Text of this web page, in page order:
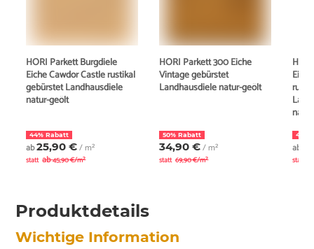
HORI Parkett Burgdiele
Eiche Cawdor Castle rustikal
gebürstet Landhausdiele
natur-geölt
44% Rabatt
ab25,90 €/ m²
statt ab45,90 €/m²
HORI Parkett 300 Eiche
Vintage gebürstet
Landhausdiele natur-geölt
50% Rabatt
34,90 €/ m²
statt 69,90 €/m²
44%
ab
statt
Produktdetails
Wichtige Information